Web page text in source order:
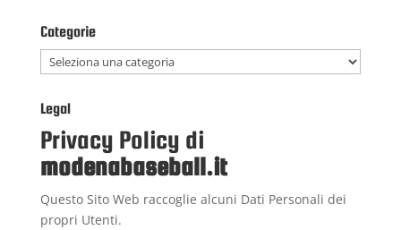
Categorie
Categorie
Legal
Privacy Policy di
modenabaseball.it
Questo Sito Web raccoglie alcuni Dati Personali dei
propri Utenti.